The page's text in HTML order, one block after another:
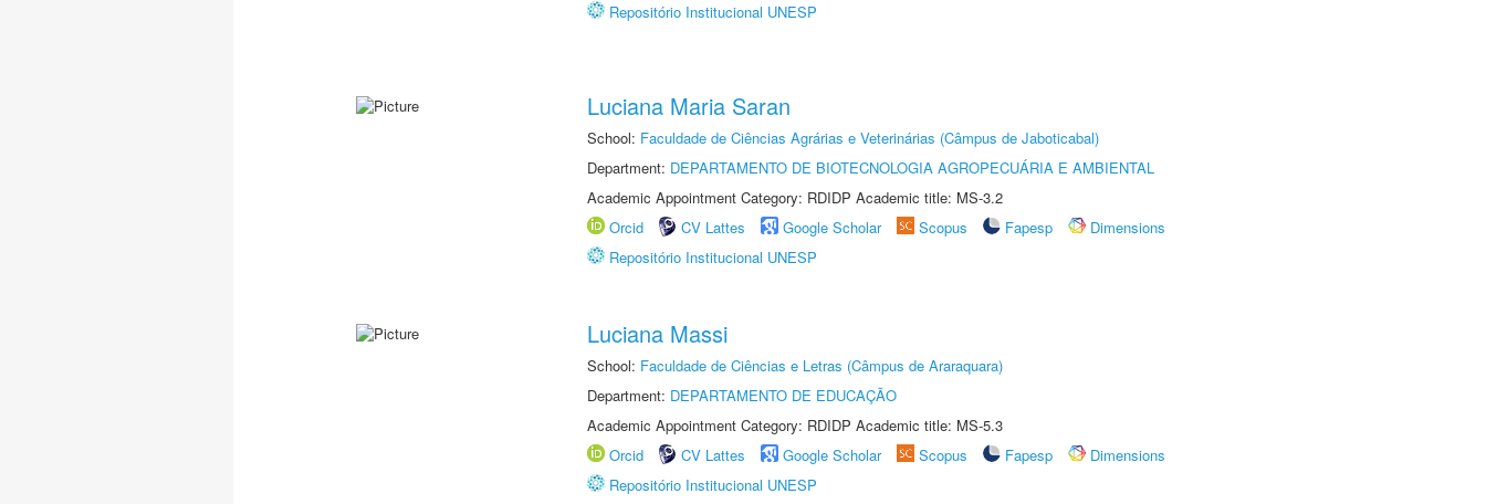
Repositório Institucional UNESP
Luciana Maria Saran
School: Faculdade de Ciências Agrárias e Veterinárias (Câmpus de Jaboticabal)
Department: DEPARTAMENTO DE BIOTECNOLOGIA AGROPECUÁRIA E AMBIENTAL
Academic Appointment Category: RDIDP Academic title: MS-3.2
Orcid
CV Lattes Google Scholar Scopus Fapesp
Dimensions
Repositório Institucional UNESP
Luciana Massi
School: Faculdade de Ciências e Letras (Câmpus de Araraquara)
Department: DEPARTAMENTO DE EDUCAÇÃO
Academic Appointment Category: RDIDP Academic title: MS-5.3
Orcid
CV Lattes Google Scholar Scopus Fapesp
Dimensions
Repositório Institucional UNESP